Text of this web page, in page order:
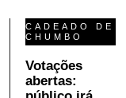
CADEADO DE
CHUMBO
Votações
abertas: